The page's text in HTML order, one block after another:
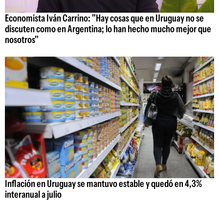
Economista Iván Carrino: "Hay cosas que en Uruguay no se
discuten como en Argentina; lo han hecho mucho mejor que
nosotros"
Inflación en Uruguay se mantuvo estable y quedó en 4,3%
interanual a julio